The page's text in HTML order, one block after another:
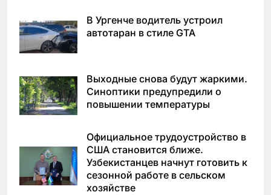
В Ургенче водитель устроил
автотаран в стиле GTA
Выходные снова будут жаркими.
Синоптики предупредили о
повышении температуры
Официальное трудоустройство в
США становится ближе.
Узбекистанцев начнут готовить к
сезонной работе в сельском
хозяйстве